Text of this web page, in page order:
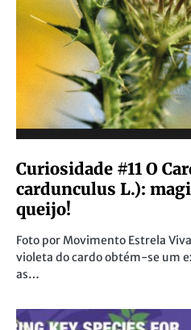
Curiosidade #11 O
cardunculus L.):
queijo!
Foto por Movimento Estrela
violeta do cardo obtém-se um
as…